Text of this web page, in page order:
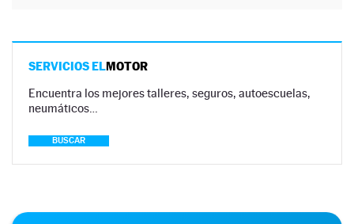
SERVICIOS ELMOTOR
Encuentra los mejores talleres, seguros, autoescuelas,
neumáticos…
BUSCAR